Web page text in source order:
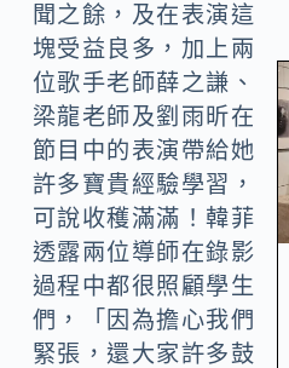
聞之餘，及在表演這
塊受益良多，加上兩
位歌手老師薛之謙、
梁龍老師及劉雨昕在
節目中的表演帶給她
許多寶貴經驗學習，
可說收穫滿滿！韓菲
透露兩位導師在錄影
過程中都很照顧學生
們，「因為擔心我們
緊張，還大家許多鼓